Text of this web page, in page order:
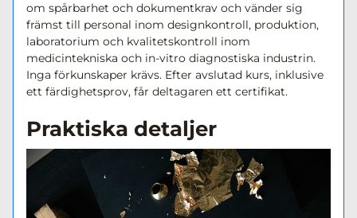
om spårbarhet och dokumentkrav och vänder sig
främst till personal inom designkontroll, produktion,
laboratorium och kvalitetskontroll inom
medicintekniska och in-vitro diagnostiska industrin.
Inga förkunskaper krävs. Efter avslutad kurs, inklusive
ett färdighetsprov, får deltagaren ett certifikat.
Praktiska detaljer